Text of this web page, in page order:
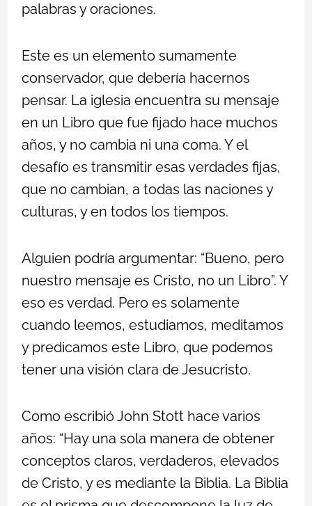
palabras y oraciones.
Este es un elemento sumamente
conservador, que debería hacernos
pensar. La iglesia encuentra su mensaje
en un Libro que fue fijado hace muchos
años, y no cambia ni una coma. Y el
desafío es transmitir esas verdades fijas,
que no cambian, a todas las naciones y
culturas, y en todos los tiempos.
Alguien podría argumentar: “Bueno, pero
nuestro mensaje es Cristo, no un Libro”. Y
eso es verdad. Pero es solamente
cuando leemos, estudiamos, meditamos
y predicamos este Libro, que podemos
tener una visión clara de Jesucristo.
Como escribió John Stott hace varios
años: “Hay una sola manera de obtener
conceptos claros, verdaderos, elevados
de Cristo, y es mediante la Biblia. La Biblia